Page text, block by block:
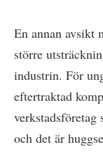
En annan avsikt
större
industrin. För
eftertraktad
och det är